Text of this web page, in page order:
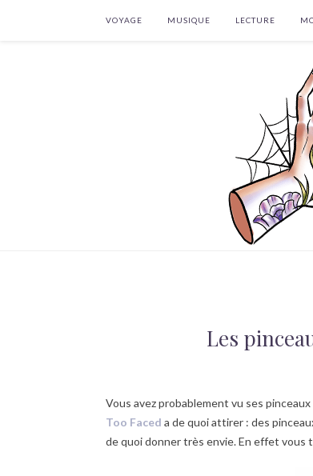
VOYAGE MUSIQUE LECTURE
Les
Vous avez probablement vu ses
Too Faced a de quoi attirer : des
de quoi donner très envie. En effet vous